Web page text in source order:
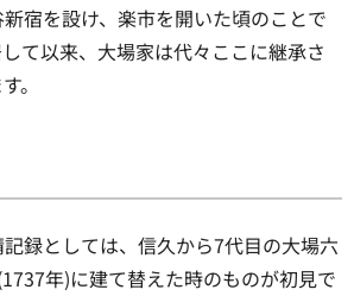
宿を設け、楽市を開いた頃のことで
て以来、大場家は代々ここに継承さ
。
録としては、信久から7代目の大場六
年)に建て替えた時のものが初見で